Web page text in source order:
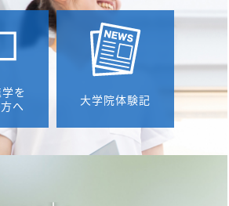
掲載情報一覧のページを更新し
NEWS
で開催された The 4th Mocho
on Endocrine and
に参加しました
を
へ
大学院体験記